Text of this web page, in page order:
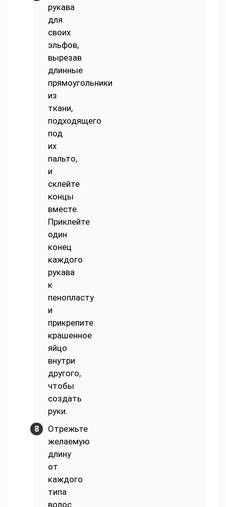
рукава
для
своих
эльфов,
вырезав
длинные
прямоугольники
из
ткани,
подходящего
под
их
пальто,
и
склейте
концы
вместе.
Приклейте
один
конец
каждого
рукава
к
пенопласту
и
прикрепите
крашенное
яйцо
внутри
другого,
чтобы
создать
руки.
Отрежьте
желаемую
длину
от
каждого
типа
волос.